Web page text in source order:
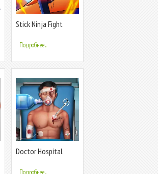
Stick Ninja Fight
Подробнее...
Doctor Hospital
Подробнее...